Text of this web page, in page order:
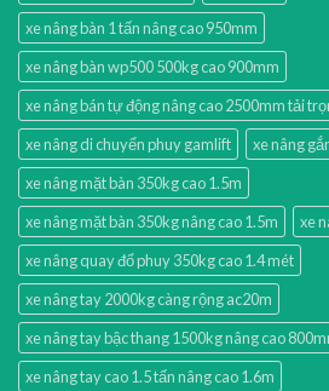
xe nâng bàn 1 tấn nâng cao 950mm
xe nâng bàn wp500 500kg cao 900mm
xe nâng bán tự động nâng cao 2500mm tải
xe nâng di chuyển phuy gamlift
xe nâng
xe nâng mặt bàn 350kg cao 1.5m
xe nâng mặt bàn 350kg nâng cao 1.5m
xe
xe nâng quay đổ phuy 350kg cao 1.4 mét
xe nâng tay 2000kg càng rộng ac20m
xe nâng tay bậc thang 1500kg nâng cao
xe nâng tay cao 1.5 tấn nâng cao 1.6m